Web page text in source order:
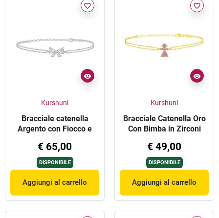
favorite_border
Kurshuni
Bracciale catenella
Argento con Fiocco e
€ 65,00
DISPONIBILE
Aggiungi al carrello
favorite_border
Kurshuni
Bracciale Catenella Oro
Con Bimba in Zirconi
€ 49,00
DISPONIBILE
Aggiungi al carrello